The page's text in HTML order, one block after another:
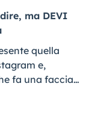
ma DEVI
quella
e,
fa una faccia…